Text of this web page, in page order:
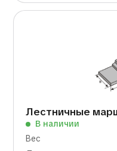
Лестничные
В наличии
Вес